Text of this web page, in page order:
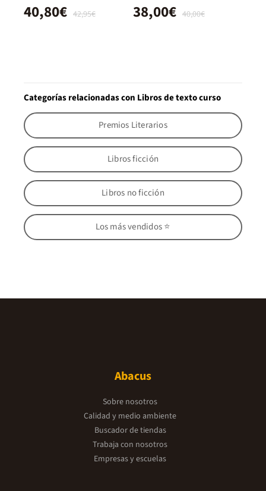
42,95€
40,80€ 40,00€
38,00€
Categorías relacionadas con Libros de texto curso
Premios Literarios
Libros ficción
Libros no ficción
Los más vendidos ⭐
Abacus
Sobre nosotros
Calidad y medio ambiente
Buscador de tiendas
Trabaja con nosotros
Empresas y escuelas